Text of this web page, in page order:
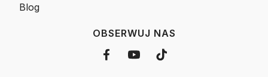
Blog
OBSERWUJ NAS